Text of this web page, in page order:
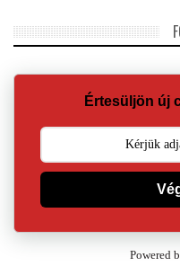
Értesüljön új
Powered